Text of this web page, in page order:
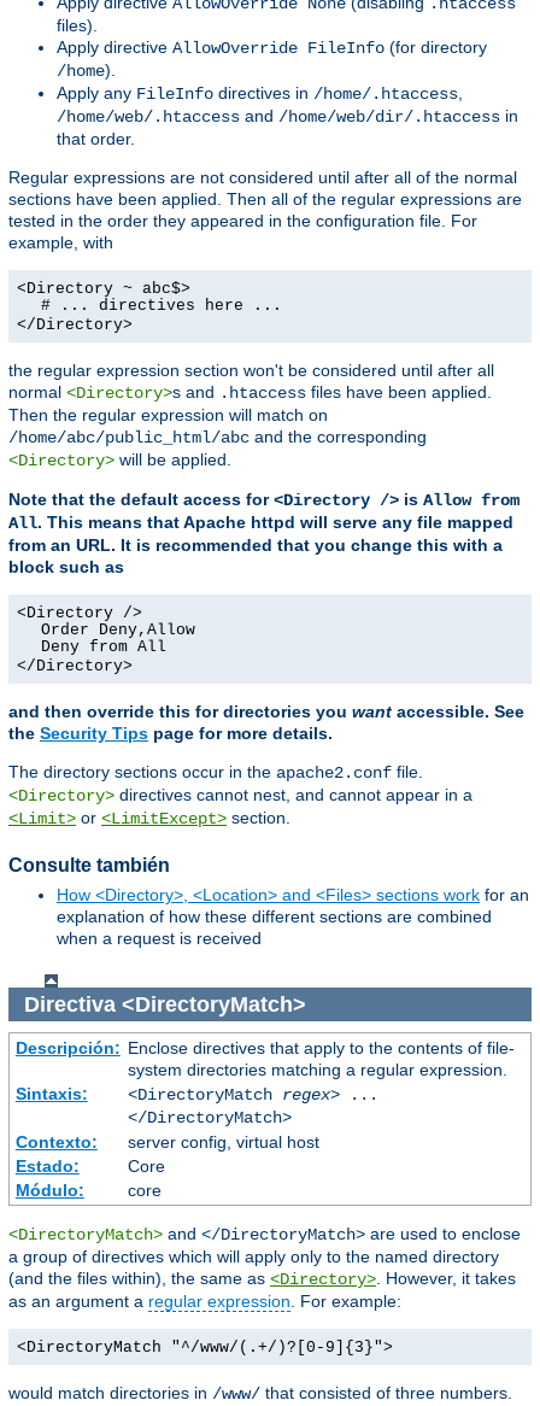
files).
Apply directive AllowOverride FileInfo (for directory
/home).
Apply any FileInfo directives in /home/.htaccess
/home/web/.htaccess and /home/web/dir/.htaccess in
that order.
Regular expressions are not considered until after all of the normal
sections have been applied. Then all of the regular expressions are
tested in the order they appeared in the configuration file. For
example, with
<Directory ~ abc$>
# ... directives here ...
</Directory>
the regular expression section won't be considered until after all
normal <Directory>s and .htaccess files have been applied.
Then the regular expression will match on
/home/abc/public_html/abc and the corresponding
<Directory> will be applied.
Note that the default access for<Directory /> is Allow from
All. This means that Apache httpd will serve any file mapped
from an URL. It is recommended that you change this with a
block such as
<Directory />
Order Deny,Allow
Deny from All
</Directory>
and then override this for directories you want accessible. See
the Security Tips page for more details.
The directory sections occur in the apache2.conf file.
<Directory> directives cannot nest, and cannot appear in a
<Limit> or <LimitExcept> section.
Consulte también
How <Directory>, <Location> and <Files> sections work for an
explanation of how these different sections are combined
when a request is received
Directiva <DirectoryMatch>
Descripción: Enclose directives that apply to the contents of file-
system directories matching a regular expression.
Sintaxis:
<DirectoryMatch regex> ...
</DirectoryMatch>
Contexto:
server config, virtual host
Estado:
Core
Módulo:
core
<DirectoryMatch> and </DirectoryMatch> are used to enclose
a group of directives which will apply only to the named directory
(and the files within), the same as <Directory>. However, it takes
as an argument a regular expression. For example:
<DirectoryMatch "^/www/(.+/)?[0-9]{3}">
would match directories in /www/ that consisted of three numbers.